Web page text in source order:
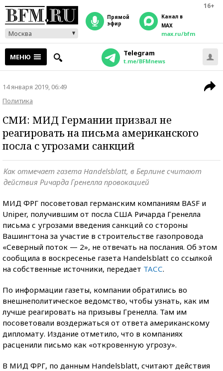
16+
Москва
прямой
эфир
Канал в
MAX
max.ru/bfm
МЕНЮ Telegram
t.me/BFMnews
14 января 2019, 06:49
Политика
СМИ: МИД Германии призвал не
реагировать на письма американского
посла с угрозами санкций
Как отмечает газета Handelsblatt, в Берлине считают
действия Ричарда Гренелла провокацией
МИД ФРГ посоветовал германским компаниям BASF и
Uniper, получившим от посла США Ричарда Гренелла
письма с угрозами введения санкций со стороны
Вашингтона за участие в строительстве газопровода
«Северный поток — 2», не отвечать на послания. Об этом
сообщила в воскресенье газета Handelsblatt со ссылкой
на собственные источники, передает ТАСС.
По информации газеты, компании обратились во
внешнеполитическое ведомство, чтобы узнать, как им
лучше реагировать на призывы Гренелла. Там им
посоветовали воздержаться от ответа американскому
дипломату. Издание отметило, что в компаниях
расценили письмо как «откровенную угрозу».
В МИД ФРГ, по данным Handelsblatt, считают действия